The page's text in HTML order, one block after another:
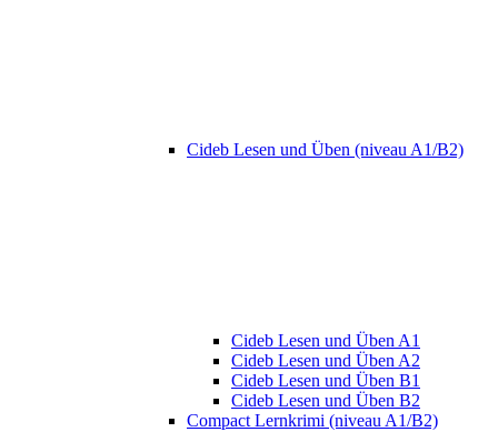
Cideb Lesen und Üben (niveau A1/B2)
Cideb Lesen und Üben A1
Cideb Lesen und Üben A2
Cideb Lesen und Üben B1
Cideb Lesen und Üben B2
Compact Lernkrimi (niveau A1/B2)